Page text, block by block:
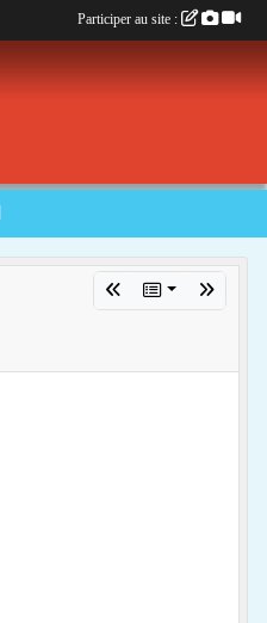
Participer au site :